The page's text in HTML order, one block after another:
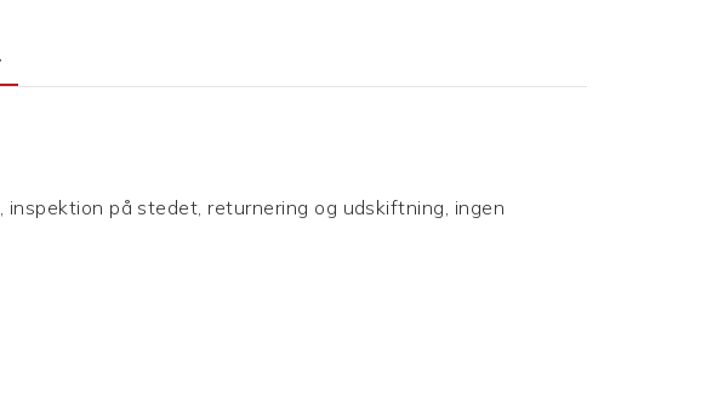
på stedet, returnering og udskiftning, ingen